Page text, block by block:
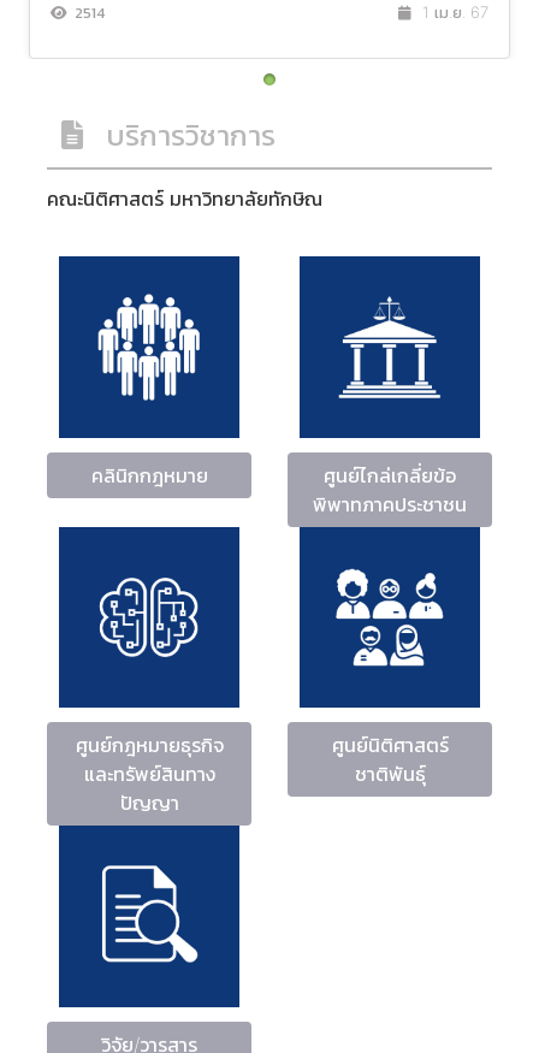
2514 1 เม.ย. 67
บริการวิชาการ
คณะนิติศาสตร์ มหาวิทยาลัยทักษิณ
คลินิกกฎหมาย
ศูนย์ไกล่เกลี่ยข้อ
พิพาทภาคประชาชน
ศูนย์กฎหมายธุรกิจ
และทรัพย์สินทาง
ปัญญา
ศูนย์นิติศาสตร์
ชาติพันธุ์
วิจัย/วารสาร